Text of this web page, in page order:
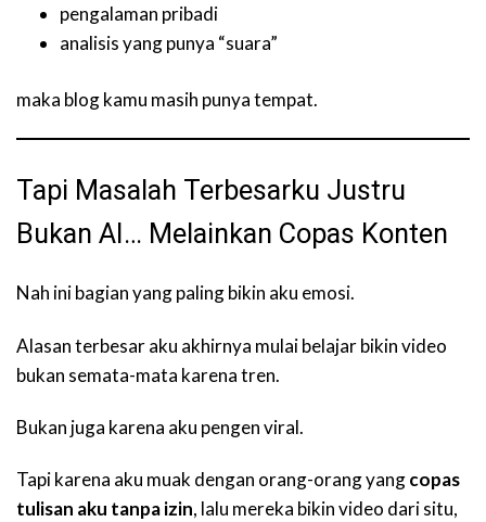
pengalaman pribadi
analisis yang punya “suara”
maka blog kamu masih punya tempat.
Tapi Masalah Terbesarku Justru
Bukan AI… Melainkan Copas Konten
Nah ini bagian yang paling bikin aku emosi.
Alasan terbesar aku akhirnya mulai belajar bikin video
bukan semata-mata karena tren.
Bukan juga karena aku pengen viral.
Tapi karena aku muak dengan orang-orang yangcopas
tulisan aku tanpa izin, lalu mereka bikin video dari situ,